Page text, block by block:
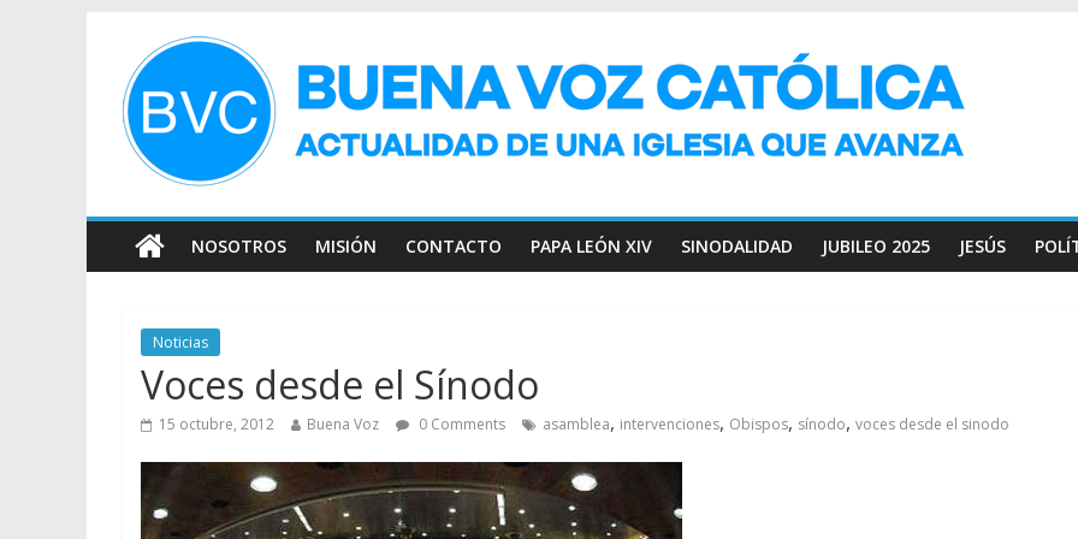
NOSOTROS MISIÓN CONTACTO PAPA LEÓN XIV SINODALIDAD JUBILEO 2025 JESÚS
Noticias
Voces desde el Sínodo
15 octubre, 2012 Buena Voz 0 Comments asamblea, intervenciones, Obispos, sínodo, voces desde el sinodo